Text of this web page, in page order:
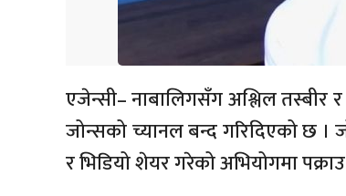
एजेन्सी– नाबालिगसँग अश्लिल तस्बीर
जोन्सको च्यानल बन्द गरिदिएको छ ।
र भिडियो शेयर गरेको अभियोगमा